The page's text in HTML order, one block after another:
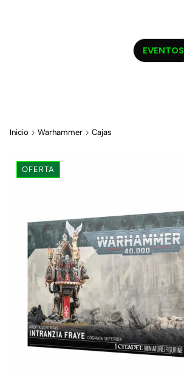
EVENTOS
Inicio Warhammer Cajas
OFERTA